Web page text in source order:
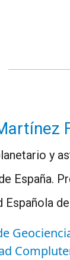
y
España.
Española